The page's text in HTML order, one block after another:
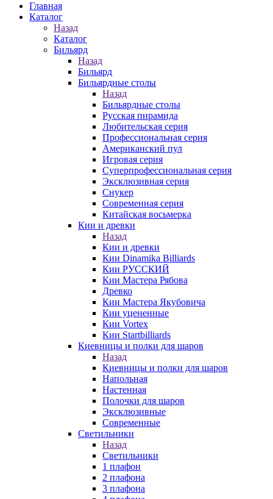
Главная
Каталог
Назад
Каталог
Бильярд
Назад
Бильярд
Бильярдные столы
Назад
Бильярдные столы
Русская пирамида
Любительская серия
Профессиональная серия
Американский пул
Игровая серия
Суперпрофессиональная серия
Эксклюзивная серия
Снукер
Современная серия
Китайская восьмерка
Кии и древки
Назад
Кии и древки
Кии Dinamika Billiards
Кии РУССКИЙ
Кии Мастера Рябова
Древко
Кии Мастера Якубовича
Кии уцененные
Кии Vortex
Кии Startbilliards
Киевницы и полки для шаров
Назад
Киевницы и полки для шаров
Напольная
Настенная
Полочки для шаров
Эксклюзивные
Современные
Светильники
Назад
Светильники
1 плафон
2 плафона
3 плафона